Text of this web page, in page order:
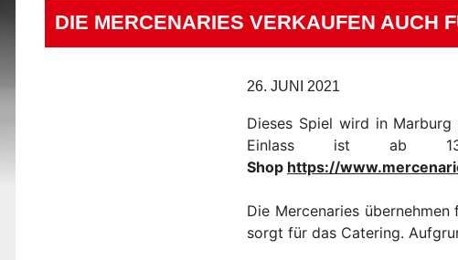
DIE MERCENARIES VERKAUFEN AUCH
26. JUNI 2021
Dieses Spiel wird in
Einlass ist ab
Shop https://
Die Mercenaries
sorgt für das Catering.